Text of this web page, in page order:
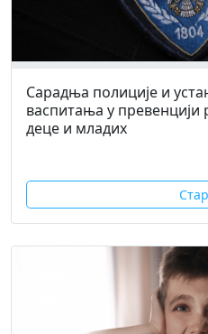
Сарадња полиције и
васпитања у
деце и младих